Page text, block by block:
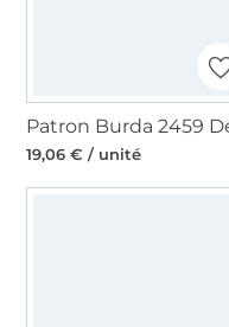
19,06 € / unité